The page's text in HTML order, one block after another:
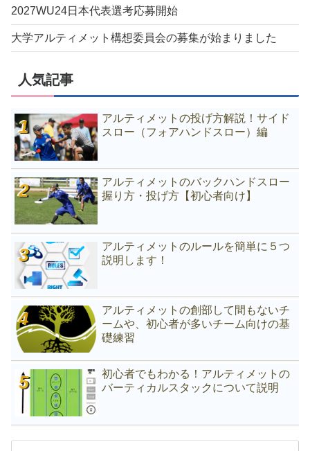
2027WU24日本代表選考応募開始
大学アルティメット構想委員会の募集が始まりました
人気記事
アルティメットの投げ方解説！サイド
スロー（フォアハンドスロー）編
アルティメットのバックハンドスロー
握り方・投げ方【初心者向け】
アルティメットのルールを簡単に５つ
説明します！
アルティメットの創部して間もないチ
ームや、初心者が多いチーム向けの基
礎練習
初心者でもわかる！アルティメットの
バーティカルスタックについて説明